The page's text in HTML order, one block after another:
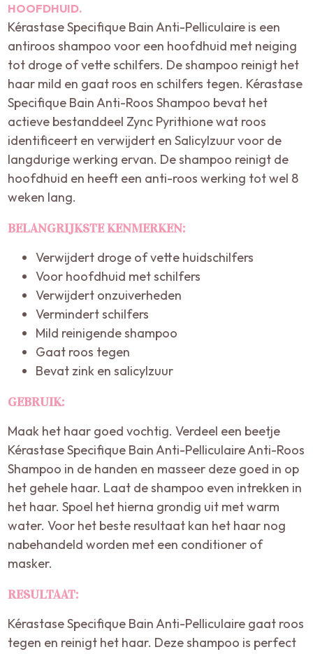
HOOFDHUID.
Kérastase Specifique Bain Anti-Pelliculaire is een
antiroos shampoo voor een hoofdhuid met neiging
tot droge of vette schilfers. De shampoo reinigt het
haar mild en gaat roos en schilfers tegen. Kérastase
Specifique Bain Anti-Roos Shampoo bevat het
actieve bestanddeel Zync Pyrithione wat roos
identificeert en verwijdert en Salicylzuur voor de
langdurige werking ervan. De shampoo reinigt de
hoofdhuid en heeft een anti-roos werking tot wel 8
weken lang.
BELANGRIJKSTE KENMERKEN:
Verwijdert droge of vette huidschilfers
Voor hoofdhuid met schilfers
Verwijdert onzuiverheden
Vermindert schilfers
Mild reinigende shampoo
Gaat roos tegen
Bevat zink en salicylzuur
GEBRUIK:
Maak het haar goed vochtig. Verdeel een beetje
Kérastase Specifique Bain Anti-Pelliculaire Anti-Roos
Shampoo in de handen en masseer deze goed in op
het gehele haar. Laat de shampoo even intrekken in
het haar. Spoel het hierna grondig uit met warm
water. Voor het beste resultaat kan het haar nog
nabehandeld worden met een conditioner of
masker.
RESULTAAT:
Kérastase Specifique Bain Anti-Pelliculaire gaat roos
tegen en reinigt het haar. Deze shampoo is perfect